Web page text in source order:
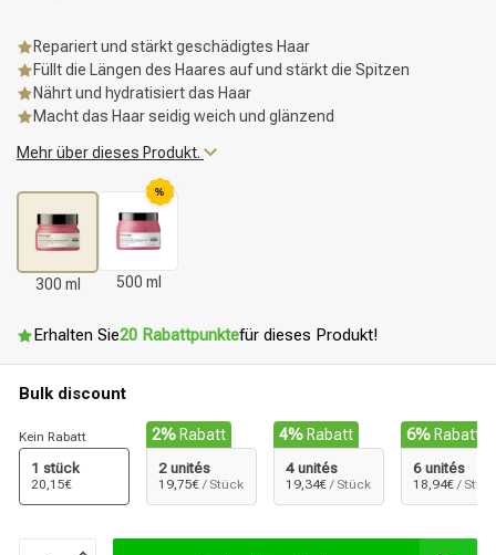
Repariert und stärkt geschädigtes Haar
Füllt die Längen des Haares auf und stärkt die Spitzen
Nährt und hydratisiert das Haar
Macht das Haar seidig weich und glänzend
Mehr über dieses Produkt.
300 ml
%
500 ml
Erhalten Sie20 Rabattpunktefür dieses Produkt!
Bulk discount
Kein Rabatt
1 stück
20,15€
2% Rabatt
2 unités
19,75€ / Stück
4% Rabatt
4 unités
19,34€ / Stück
6% Rabatt
6 unités
18,94€ /